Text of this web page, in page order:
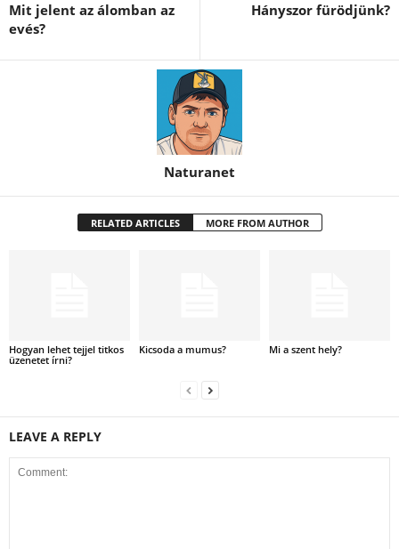
Mit jelent az álomban az
evés?
Hányszor fürödjünk?
Naturanet
RELATED ARTICLES MORE FROM AUTHOR
Hogyan lehet tejjel titkos
üzenetet írni?
Kicsoda a mumus? Mi a szent hely?
LEAVE A REPLY